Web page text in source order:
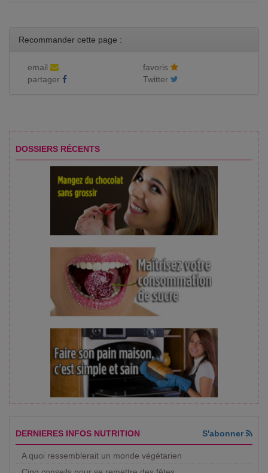
Recommander cette page :
email
favoris
partager
Twitter
DOSSIERS RÉCENTS
DERNIERES INFOS NUTRITION S'abonner
A quoi ressemblerait un monde végétarien